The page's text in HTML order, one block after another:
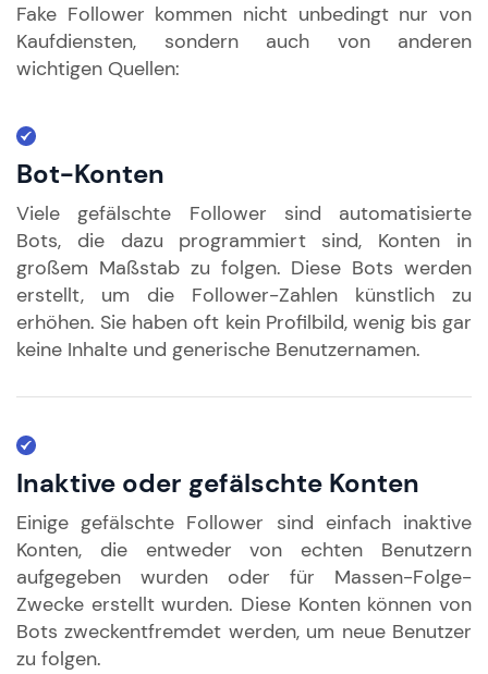
Fake Follower kommen nicht unbedingt nur von
Kaufdiensten, sondern auch von anderen
wichtigen Quellen:
Bot-Konten
Viele gefälschte Follower sind automatisierte
Bots, die dazu programmiert sind, Konten in
großem Maßstab zu folgen. Diese Bots werden
erstellt, um die Follower-Zahlen künstlich zu
erhöhen. Sie haben oft kein Profilbild, wenig bis gar
keine Inhalte und generische Benutzernamen.
Inaktive oder gefälschte Konten
Einige gefälschte Follower sind einfach inaktive
Konten, die entweder von echten Benutzern
aufgegeben wurden oder für Massen-Folge-
Zwecke erstellt wurden. Diese Konten können von
Bots zweckentfremdet werden, um neue Benutzer
zu folgen.